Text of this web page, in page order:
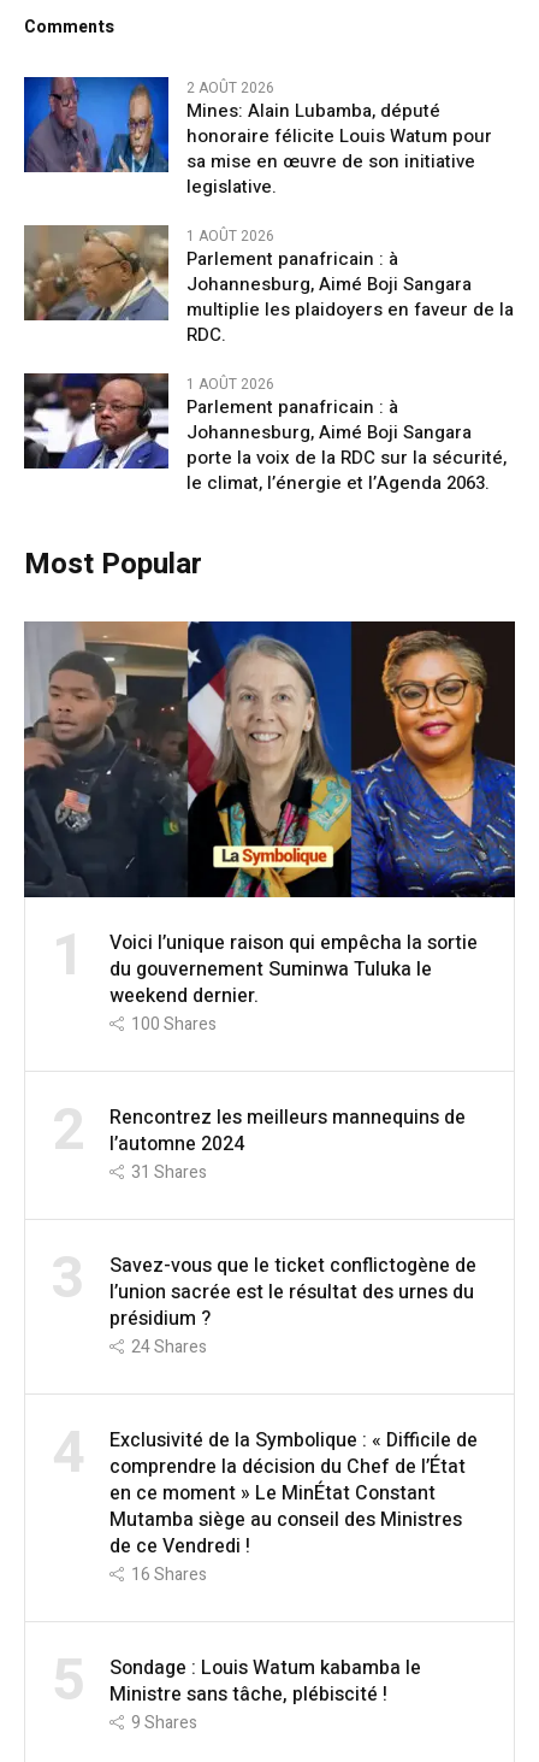
Comments
2 AOÛT 2026
Mines: Alain Lubamba, député
honoraire félicite Louis Watum pour
sa mise en œuvre de son initiative
legislative.
1 AOÛT 2026
Parlement panafricain : à
Johannesburg, Aimé Boji Sangara
multiplie les plaidoyers en faveur de la
RDC.
1 AOÛT 2026
Parlement panafricain : à
Johannesburg, Aimé Boji Sangara
porte la voix de la RDC sur la sécurité,
le climat, l’énergie et l’Agenda 2063.
Most Popular
1
Voici l’unique raison qui empêcha la sortie
du gouvernement Suminwa Tuluka le
weekend dernier.
100Shares
2
Rencontrez les meilleurs mannequins de
l’automne 2024
31 Shares
3
Savez-vous que le ticket conflictogène de
l’union sacrée est le résultat des urnes du
présidium ?
24Shares
4
Exclusivité de la Symbolique : « Difficile de
comprendre la décision du Chef de l’État
en ce moment » Le MinÉtat Constant
Mutamba siège au conseil des Ministres
de ce Vendredi !
16Shares
5
Sondage : Louis Watum kabamba le
Ministre sans tâche, plébiscité !
9Shares